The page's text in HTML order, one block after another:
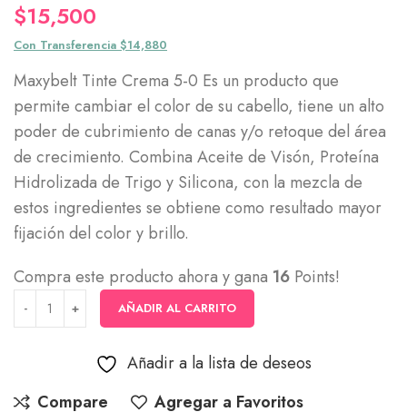
$15,500
Con Transferencia $14,880
Maxybelt Tinte Crema 5-0 Es un producto que
permite cambiar el color de su cabello, tiene un alto
poder de cubrimiento de canas y/o retoque del área
de crecimiento. Combina Aceite de Visón, Proteína
Hidrolizada de Trigo y Silicona, con la mezcla de
estos ingredientes se obtiene como resultado mayor
fijación del color y brillo.
Compra este producto ahora y gana 16 Points!
AÑADIR AL CARRITO
Añadir a la lista de deseos
Compare
Agregar a Favoritos